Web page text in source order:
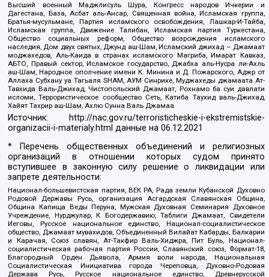
Высший военный Маджлисуль Шура, Конгресс народов Ичкерии и
Дагестана, База, Асбат аль-Ансар, Священная война, Исламская группа,
Братья-мусульмане, Партия исламского освобождения, Лашкар-И-Тайба,
Исламская группа, Движение Талибан, Исламская партия Туркестана,
Общество социальных реформ, Общество возрождения исламского
наследия, Дом двух святых, Джунд аш-Шам, Исламский джихад – Джамаат
моджахедов, Аль-Каида в странах исламского Магриба, Имарат Кавказ,
АБТО, Правый сектор, Исламское государство, Джабха аль-Нусра ли-Ахль
аш-Шам, Народное ополчение имени К. Минина и Д. Пожарского, Аджр от
Аллаха Субхану уа Тагьаля SHAM, АУМ Синрике, Муджахеды джамаата Ат-
Тавхида Валь-Джихад, Чистопольский Джамаат, Рохнамо ба суи давлати
исломи, Террористическое сообщество Сеть, Катиба Таухид валь-Джихад,
Хайят Тахрир аш-Шам, Ахлю Сунна Валь Джамаа
Источник:
http://nac.gov.ru/terroristicheskie-i-ekstremistskie-
organizacii-i-materialy.html данные на06.12.2021
* Перечень общественных объединений и религиозных
организаций в отношении которых судом принято
вступившее в законную силу решение о ликвидации или
запрете деятельности:
Национал-большевистская партия, ВЕК РА, Рада земли Кубанской Духовно
Родовой Державы Русь, организация Асгардская Славянская Община,
Община Капища Веды Перуна, Мужская Духовная Семинария Духовное
Учреждение, Нурджулар, К Богодержавию, Таблиги Джамаат, Свидетели
Иеговы, Русское национальное единство, Национал-социалистическое
общество, Джамаат мувахидов, Объединенный Вилайат Кабарды, Балкарии
и Карачая, Союз славян, Ат-Такфир Валь-Хиджра, Пит Буль, Национал-
социалистическая рабочая партия России, Славянский союз, Формат-18,
Благородный Орден Дьявола, Армия воли народа, Национальная
Социалистическая Инициатива города Череповца, Духовно-Родовая
Держава Русь, Русское национальное единство, Древнерусской